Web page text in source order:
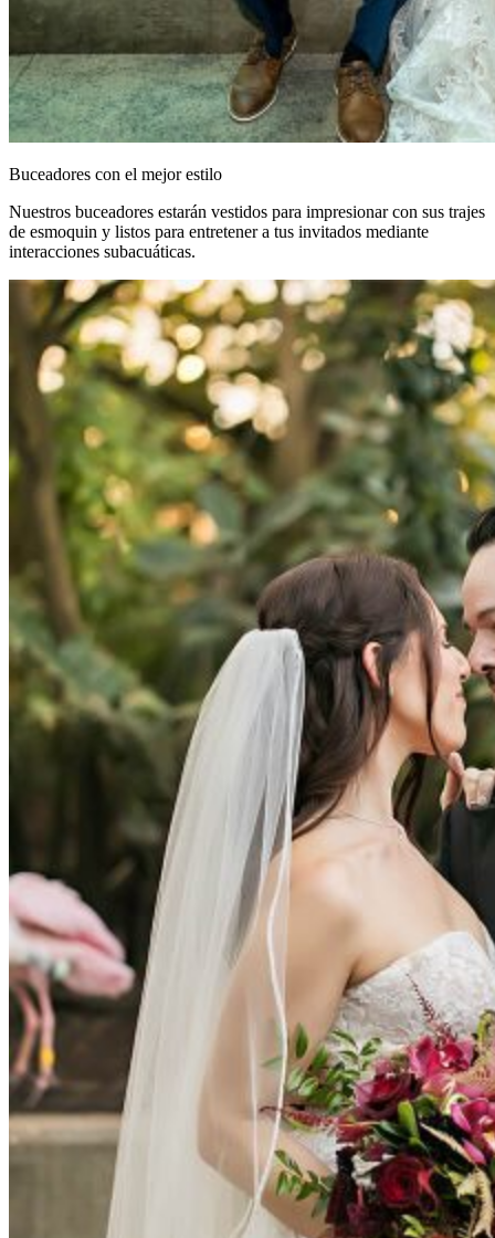
Buceadores con el mejor estilo
Nuestros buceadores estarán vestidos para impresionar con sus trajes
de esmoquin y listos para entretener a tus invitados mediante
interacciones subacuáticas.